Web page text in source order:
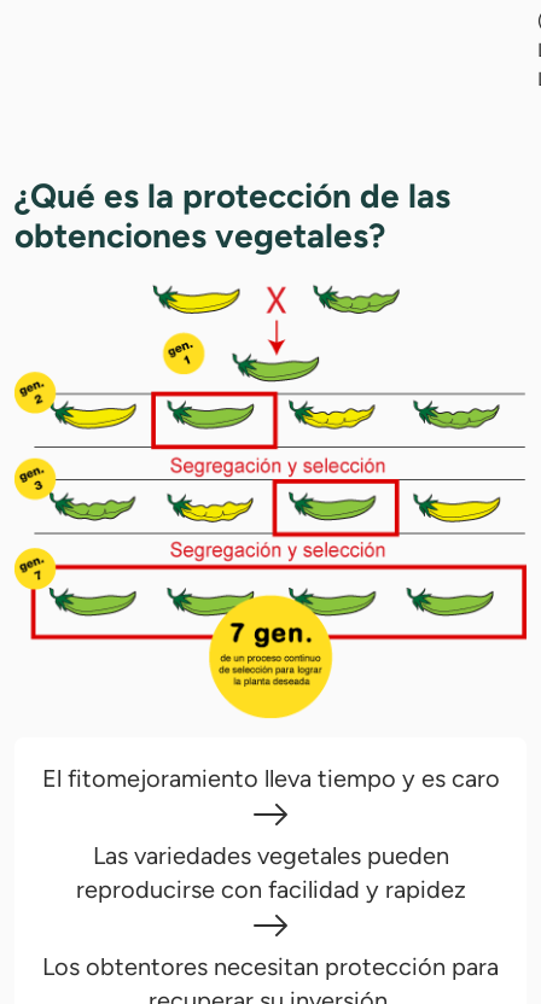
¿Qué es la protección de las
obtenciones vegetales?
El fitomejoramiento lleva tiempo y es caro
Las variedades vegetales pueden
reproducirse con facilidad y rapidez
Los obtentores necesitan protección para